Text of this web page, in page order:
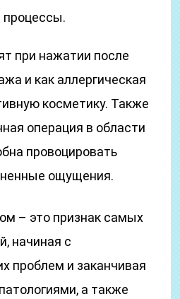
при нажатии после
и как аллергическая
косметику. Также
операция в области
провоцировать
ощущения.
– это признак самых
начиная с
проблем и заканчивая
а также